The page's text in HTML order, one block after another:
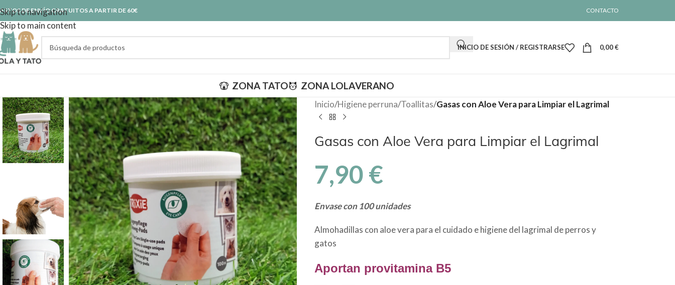
Skip to navigation
Skip to main content
DE ENVÍO GRATUITOS A PARTIR DE 60€ CONTACTO
INICIO DE SESIÓN / REGISTRARSE 0,00€
ZONA TATO ZONA LOLAVERANO
Inicio/Higiene perruna/Toallitas/Gasas con Aloe Vera para Limpiar el Lagrimal
Gasas con Aloe Vera para Limpiar el Lagrimal
7,90 €
Envase con 100 unidades
Almohadillas con aloe vera para el cuidado e higiene del lagrimal de perros y
gatos
Aportan provitamina B5